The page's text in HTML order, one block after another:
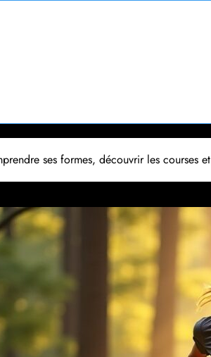
ses formes, découvrir les courses